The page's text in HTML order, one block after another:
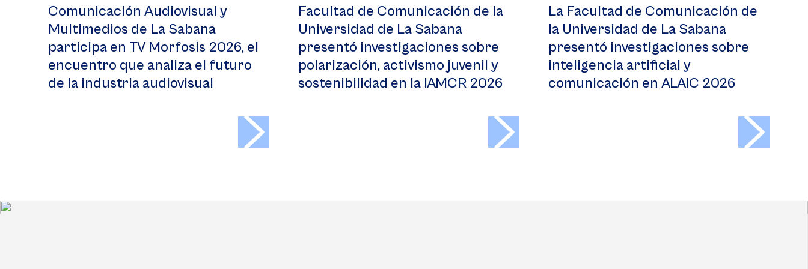
Comunicación Audiovisual y
Multimedios de La Sabana
participa en TV Morfosis 2026, el
encuentro que analiza el futuro
de la industria audiovisual
Facultad de Comunicación de la
Universidad de La Sabana
presentó investigaciones sobre
polarización, activismo juvenil y
sostenibilidad en la IAMCR 2026
La Facultad de Comunicación de
la Universidad de La Sabana
presentó investigaciones sobre
inteligencia artificial y
comunicación en ALAIC 2026